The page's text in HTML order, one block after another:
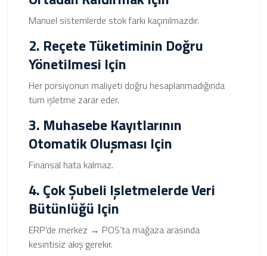
Manuel sistemlerde stok farkı kaçınılmazdır.
2. Reçete Tüketiminin Doğru
Yönetilmesi Için
Her porsiyonun maliyeti doğru hesaplanmadığında
tüm işletme zarar eder.
3. Muhasebe Kayıtlarının
Otomatik Oluşması Için
Finansal hata kalmaz.
4. Çok Şubeli Işletmelerde Veri
Bütünlüğü Için
ERP’de merkez → POS’ta mağaza arasında
kesintisiz akış gerekir.